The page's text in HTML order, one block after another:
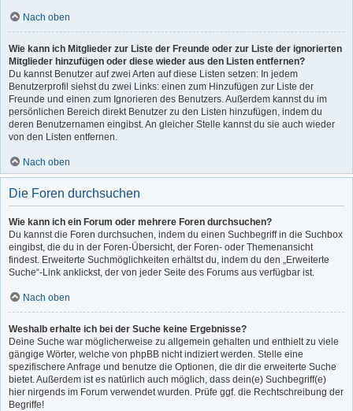
Nach oben
Wie kann ich Mitglieder zur Liste der Freunde oder zur Liste der ignorierten
Mitglieder hinzufügen oder diese wieder aus den Listen entfernen?
Du kannst Benutzer auf zwei Arten auf diese Listen setzen: In jedem
Benutzerprofil siehst du zwei Links: einen zum Hinzufügen zur Liste der
Freunde und einen zum Ignorieren des Benutzers. Außerdem kannst du im
persönlichen Bereich direkt Benutzer zu den Listen hinzufügen, indem du
deren Benutzernamen eingibst. An gleicher Stelle kannst du sie auch wieder
von den Listen entfernen.
Nach oben
Die Foren durchsuchen
Wie kann ich ein Forum oder mehrere Foren durchsuchen?
Du kannst die Foren durchsuchen, indem du einen Suchbegriff in die Suchbox
eingibst, die du in der Foren-Übersicht, der Foren- oder Themenansicht
findest. Erweiterte Suchmöglichkeiten erhältst du, indem du den „Erweiterte
Suche“-Link anklickst, der von jeder Seite des Forums aus verfügbar ist.
Nach oben
Weshalb erhalte ich bei der Suche keine Ergebnisse?
Deine Suche war möglicherweise zu allgemein gehalten und enthielt zu viele
gängige Wörter, welche von phpBB nicht indiziert werden. Stelle eine
spezifischere Anfrage und benutze die Optionen, die dir die erweiterte Suche
bietet. Außerdem ist es natürlich auch möglich, dass dein(e) Suchbegriff(e)
hier nirgends im Forum verwendet wurden. Prüfe ggf. die Rechtschreibung der
Begriffe!